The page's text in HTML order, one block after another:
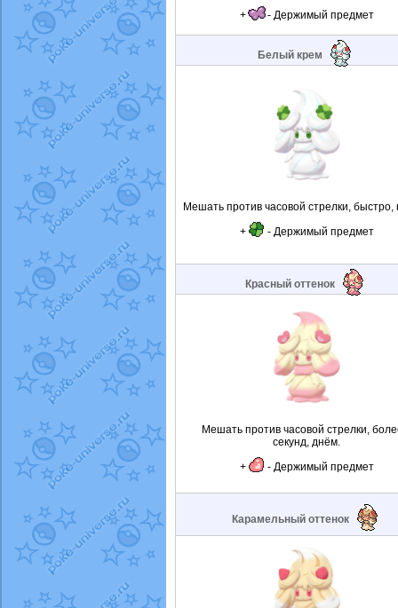
+ - Держимый предмет
Белый крем
Мешать против часовой стрелки, быстро,
+
- Держимый предмет
Красный оттенок
Мешать против часовой стрелки,
секунд, днём.
+
- Держимый предмет
Карамельный оттенок